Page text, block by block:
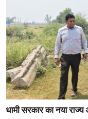
धामी सरकार का नया राज्य